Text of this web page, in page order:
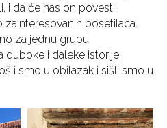
i da će nas on povesti.
zainteresovanih posetilaca.
za jednu grupu
duboke i daleke istorije
smo u obilazak i sišli smo u